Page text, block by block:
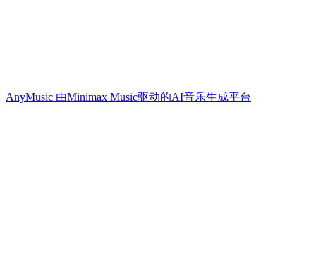
AnyMusic 由Minimax Music驱动的AI音乐生成平台